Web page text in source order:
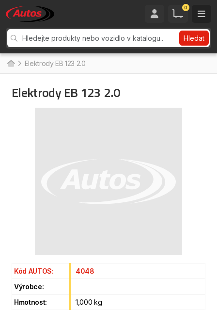
0
Hledat
Elektrody EB 123 2.0
Elektrody EB 123 2.0
Kód AUTOS:
4048
Výrobce:
Hmotnost:
1,000 kg